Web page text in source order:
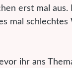
erst mal aus.
mal
ihr ans